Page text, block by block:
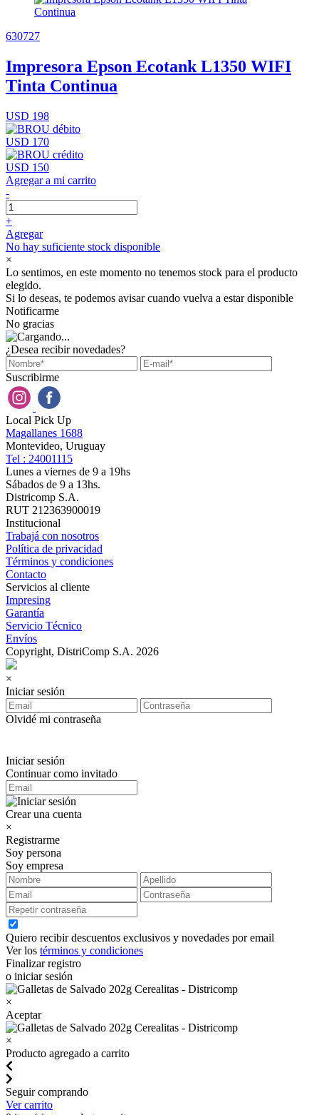
630727
Impresora Epson Ecotank L1350 WIFI
Tinta Continua
USD 198
USD 170
USD 150
Agregar a mi carrito
-
+
Agregar
No hay suficiente stock disponible
×
Lo sentimos, en este momento no tenemos stock para el producto
elegido.
Si lo deseas, te podemos avisar cuando vuelva a estar disponible
Notificarme
No gracias
¿Desea recibir novedades?
Suscribirme
Local Pick Up
Magallanes 1688
Montevideo, Uruguay
Tel : 24001115
Lunes a viernes de 9 a 19hs
Sábados de 9 a 13hs.
Districomp S.A.
RUT 212363900019
Institucional
Trabajá con nosotros
Política de privacidad
Términos y condiciones
Contacto
Servicios al cliente
Impresing
Garantía
Servicio Técnico
Envíos
Copyright, DistriComp S.A. 2026
×
Iniciar sesión
Olvidé mi contraseña
Iniciar sesión
Continuar como invitado
Crear una cuenta
×
Registrarme
Soy persona
Soy empresa
Quiero recibir descuentos exclusivos y novedades por email
Ver los términos y condiciones
Finalizar registro
o iniciar sesión
×
Aceptar
×
Producto agregado a carrito
Seguir comprando
Ver carrito